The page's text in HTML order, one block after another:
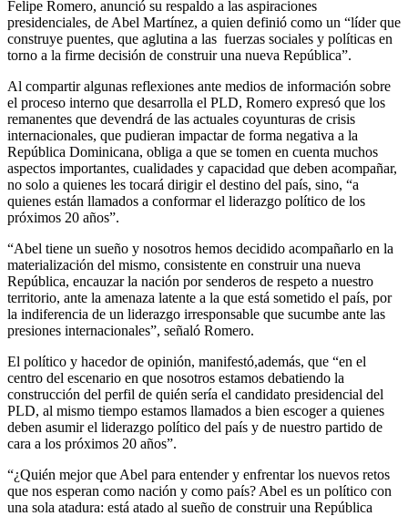
Felipe Romero, anunció su respaldo a las aspiraciones
presidenciales, de Abel Martínez, a quien definió como un “líder que
construye puentes, que aglutina a las fuerzas sociales y políticas en
torno a la firme decisión de construir una nueva República”.
Al compartir algunas reflexiones ante medios de información sobre
el proceso interno que desarrolla el PLD, Romero expresó que los
remanentes que devendrá de las actuales coyunturas de crisis
internacionales, que pudieran impactar de forma negativa a la
República Dominicana, obliga a que se tomen en cuenta muchos
aspectos importantes, cualidades y capacidad que deben acompañar,
no solo a quienes les tocará dirigir el destino del país, sino, “a
quienes están llamados a conformar el liderazgo político de los
próximos 20 años”.
“Abel tiene un sueño y nosotros hemos decidido acompañarlo en la
materialización del mismo, consistente en construir una nueva
República, encauzar la nación por senderos de respeto a nuestro
territorio, ante la amenaza latente a la que está sometido el país, por
la indiferencia de un liderazgo irresponsable que sucumbe ante las
presiones internacionales”, señaló Romero.
El político y hacedor de opinión, manifestó,además, que “en el
centro del escenario en que nosotros estamos debatiendo la
construcción del perfil de quién sería el candidato presidencial del
PLD, al mismo tiempo estamos llamados a bien escoger a quienes
deben asumir el liderazgo político del país y de nuestro partido de
cara a los próximos 20 años”.
“¿Quién mejor que Abel para entender y enfrentar los nuevos retos
que nos esperan como nación y como país? Abel es un político con
una sola atadura: está atado al sueño de construir una República